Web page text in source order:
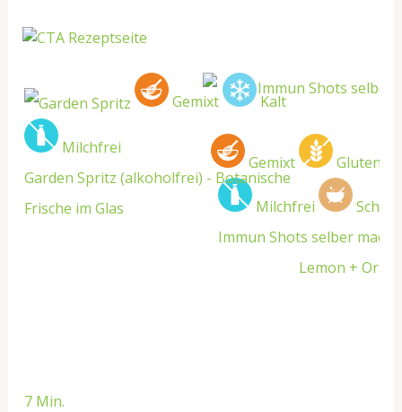
Gemixt Kalt
Milchfrei
Garden Spritz (alkoholfrei) - Botanische
Frische im Glas
7 Min.
Gemixt
Milchfrei
Immun Shots selber
Lemon +